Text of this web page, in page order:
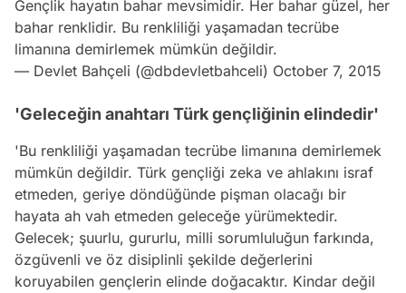
Gençlik hayatın bahar mevsimidir. Her bahar güzel, her
bahar renklidir. Bu renkliliği yaşamadan tecrübe
limanına demirlemek mümkün değildir.
— Devlet Bahçeli (@dbdevletbahceli) October 7, 2015
'Geleceğin anahtarı Türk gençliğinin elindedir'
'Bu renkliliği yaşamadan tecrübe limanına demirlemek
mümkün değildir. Türk gençliği zeka ve ahlakını israf
etmeden, geriye döndüğünde pişman olacağı bir
hayata ah vah etmeden geleceğe yürümektedir.
Gelecek; şuurlu, gururlu, milli sorumluluğun farkında,
özgüvenli ve öz disiplinli şekilde değerlerini
koruyabilen gençlerin elinde doğacaktır. Kindar değil